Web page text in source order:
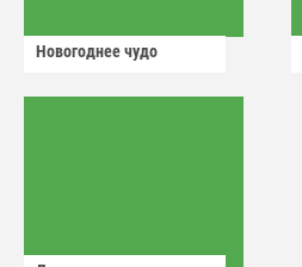
Новогоднее чудо